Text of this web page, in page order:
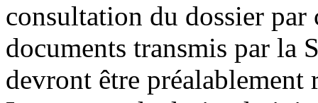
consultation du dossier par
documents transmis par la
devront être préalablement